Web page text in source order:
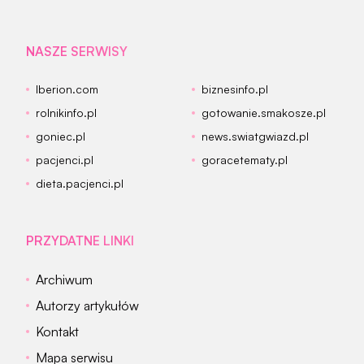
NASZE SERWISY
Iberion.com
biznesinfo.pl
rolnikinfo.pl
gotowanie.smakosze.pl
goniec.pl
news.swiatgwiazd.pl
pacjenci.pl
goracetematy.pl
dieta.pacjenci.pl
PRZYDATNE LINKI
Archiwum
Autorzy artykułów
Kontakt
Mapa serwisu